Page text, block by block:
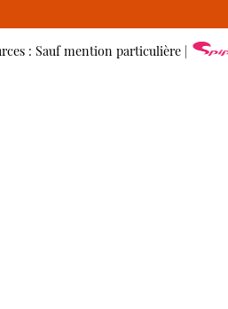
: Sauf mention particulière |